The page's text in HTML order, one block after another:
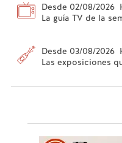
Desde 02/08/2026
La guía TV de la
Desde 03/08/2026
Las exposiciones